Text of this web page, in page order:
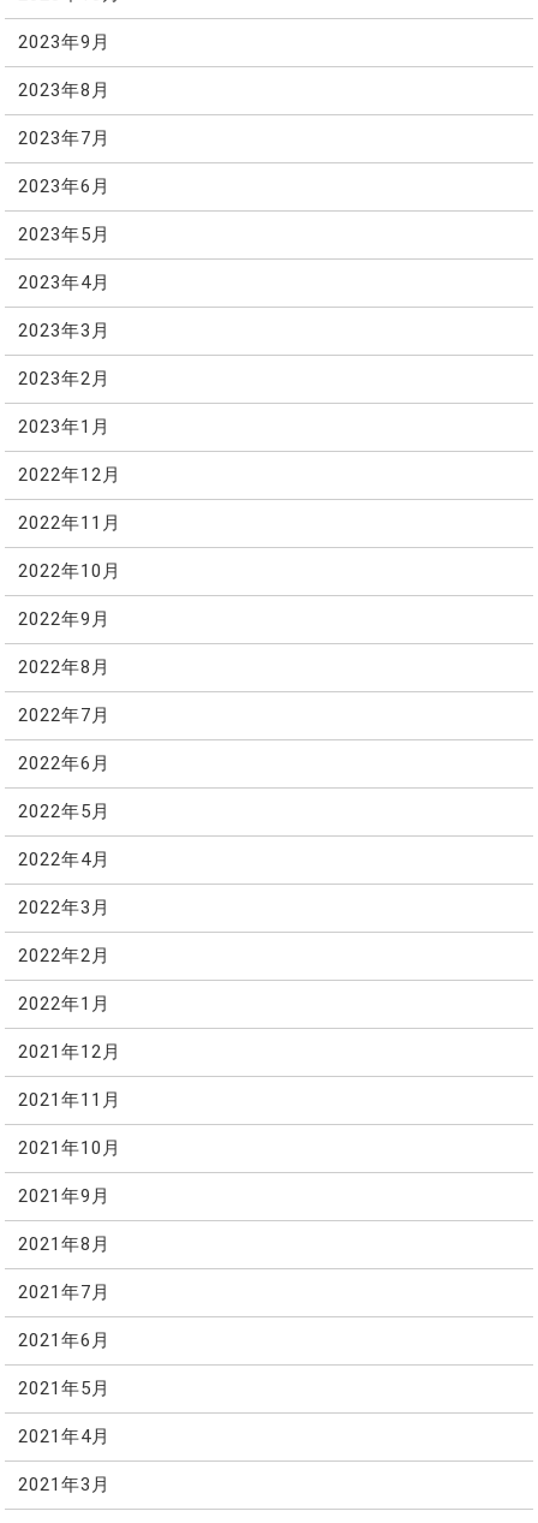
2023年9月
2023年8月
2023年7月
2023年6月
2023年5月
2023年4月
2023年3月
2023年2月
2023年1月
2022年12月
2022年11月
2022年10月
2022年9月
2022年8月
2022年7月
2022年6月
2022年5月
2022年4月
2022年3月
2022年2月
2022年1月
2021年12月
2021年11月
2021年10月
2021年9月
2021年8月
2021年7月
2021年6月
2021年5月
2021年4月
2021年3月